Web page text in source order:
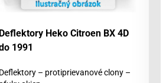
Heko Citroen BX 4D
1991
– protiprievanové clony –